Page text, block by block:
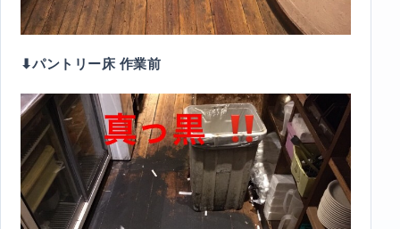
⬇︎パントリー床 作業前